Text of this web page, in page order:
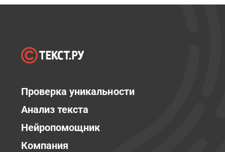
Проверка уникальности
Анализ текста
Нейропомощник
Компания